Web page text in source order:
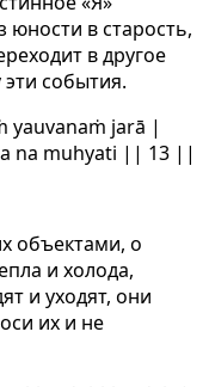
юности в старость,
в другое
события.
yauvanaṁ jarā |
na muhyati || 13 ||
объектами, о
и холода,
и уходят, они
их и не